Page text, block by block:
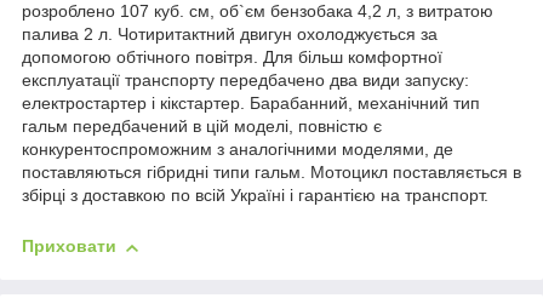
розроблено 107 куб. см, об`єм бензобака 4,2 л, з витратою
палива 2 л. Чотиритактний двигун охолоджується за
допомогою обтічного повітря. Для більш комфортної
експлуатації транспорту передбачено два види запуску:
електростартер і кікстартер. Барабанний, механічний тип
гальм передбачений в цій моделі, повністю є
конкурентоспроможним з аналогічними моделями, де
поставляються гібридні типи гальм. Мотоцикл поставляється в
збірці з доставкою по всій Україні і гарантією на транспорт.
Приховати